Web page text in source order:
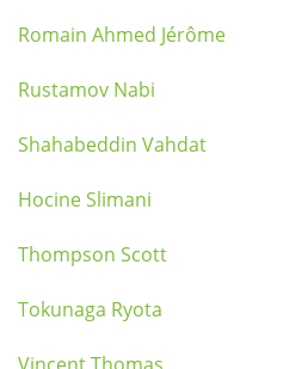
Romain Ahmed Jérôme
Rustamov Nabi
Shahabeddin Vahdat
Hocine Slimani
Thompson Scott
Tokunaga Ryota